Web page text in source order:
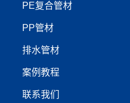
PE复合管材
PP管材
排水管材
案例教程
联系我们
鞍山建硕海
合管|PE给
管|PE管材